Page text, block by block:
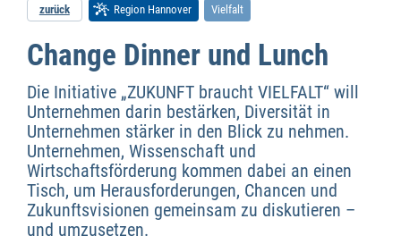
zurück Region Hannover Vielfalt
Change Dinner und Lunch
Die Initiative „ZUKUNFT braucht VIELFALT“ will
Unternehmen darin bestärken, Diversität in
Unternehmen stärker in den Blick zu nehmen.
Unternehmen, Wissenschaft und
Wirtschaftsförderung kommen dabei an einen
Tisch, um Herausforderungen, Chancen und
Zukunftsvisionen gemeinsam zu diskutieren –
und umzusetzen.